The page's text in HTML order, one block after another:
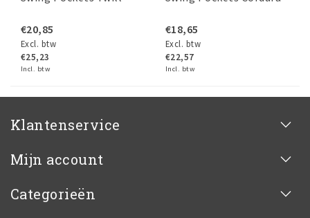
€20,85
Excl. btw
€25,23
Incl. btw
€18,65
Excl. btw
€22,57
Incl. btw
Klantenservice
Mijn account
Categorieën